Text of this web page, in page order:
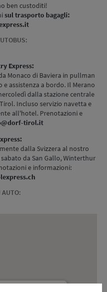
ben custoditi!
sul trasporto bagagli:
Express:
Monaco di Baviera in pullman
assistenza a bordo. Il Merano
dalla stazione centrale
Incluso servizio navetta e
all'hotel. Prenotazioni e
tirol.it
dalla Svizzera al nostro
da San Gallo, Winterthur
e informazioni:
AUTO: